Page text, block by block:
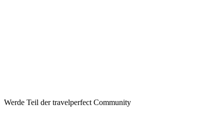
Werde Teil der travelperfect Community